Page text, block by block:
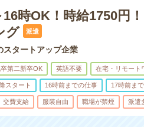
時OK！時給1750円
グ
派遣
スタートアップ企業
卒第二新卒OK 英語不要 在宅・リモート
スタート 16時前までの仕事 17時前ま
交費支給 服装自由 職場が禁煙 派遣